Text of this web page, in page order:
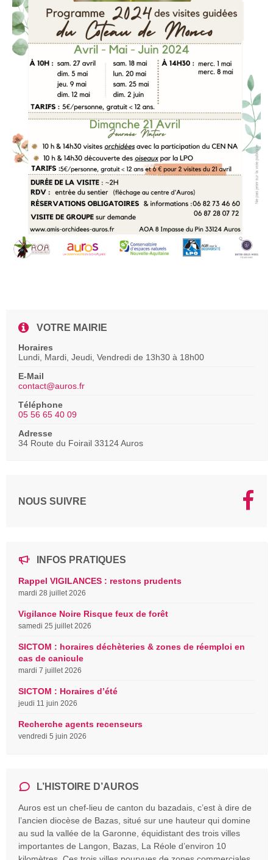
VOTRE MAIRIE
Horaires
Lundi, Mardi, Jeudi, Vendredi de 13h30 à 18h00
E-Mail
contact@auros.fr
Téléphone
05 56 65 40 09
Adresse
34 Route du Foirail 33124 Auros
NOUS SUIVRE
INFOS PRATIQUES
Rappel VIGILANCES : restons prudents
mardi 28 juillet 2026
Vigilance Noire Risque feux de forêt
samedi 25 juillet 2026
SICTOM : horaires déchèteries & zones de réemploi en
cas de canicule
mardi 7 juillet 2026
SICTOM : Horaires d’été
jeudi 11 juin 2026
Recherche agents recenseurs
vendredi 5 juin 2026
L’HISTOIRE D’AUROS
Auros est un chef-lieu de canton du bazadais, c’est à dire de
l’ancien diocèse de Bazas, situé sur une hauteur qui domine
au sud la vallée de la Garonne, équidistant des trois villes
importantes de Langon, Bazas, La Réole d’environ 10